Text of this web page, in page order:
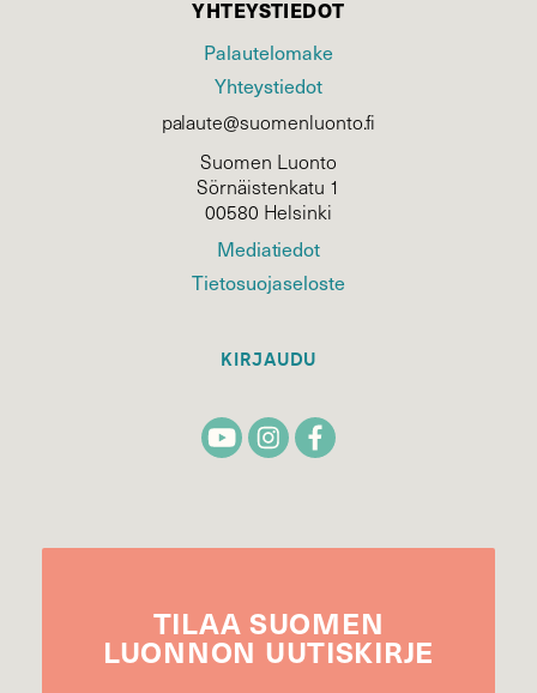
YHTEYSTIEDOT
Palautelomake
Yhteystiedot
palaute@suomenluonto.fi
Suomen Luonto
Sörnäistenkatu 1
00580 Helsinki
Mediatiedot
Tietosuojaseloste
KIRJAUDU
TILAA SUOMEN
LUONNON UUTIS­KIRJE